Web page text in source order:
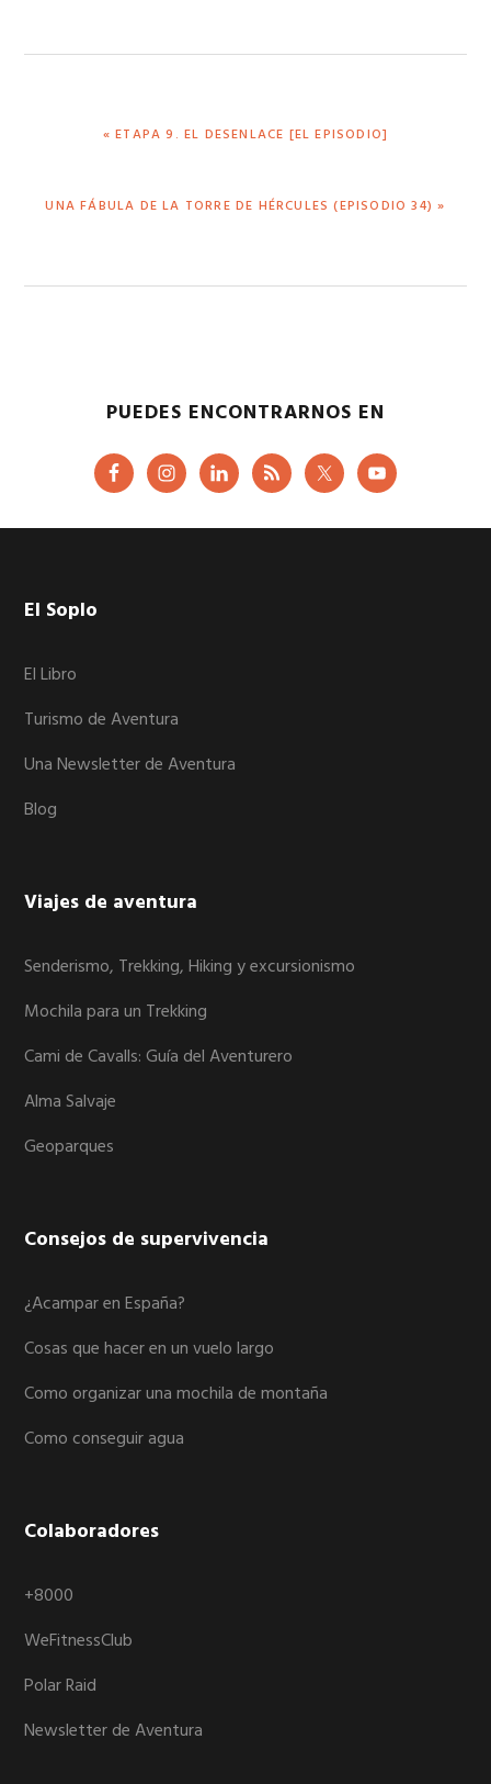
ENTRADA
« ETAPA 9. EL DESENLACE [EL EPISODIO]
SIGUIENTE
UNA FÁBULA DE LA TORRE DE HÉRCULES (EPISODIO 34) »
PUEDES ENCONTRARNOS EN
Footer
El Soplo
El Libro
Turismo de Aventura
Una Newsletter de Aventura
Blog
Viajes de aventura
Senderismo, Trekking, Hiking y excursionismo
Mochila para un Trekking
Cami de Cavalls: Guía del Aventurero
Alma Salvaje
Geoparques
Consejos de supervivencia
¿Acampar en España?
Cosas que hacer en un vuelo largo
Como organizar una mochila de montaña
Como conseguir agua
Colaboradores
+8000
WeFitnessClub
Polar Raid
Newsletter de Aventura